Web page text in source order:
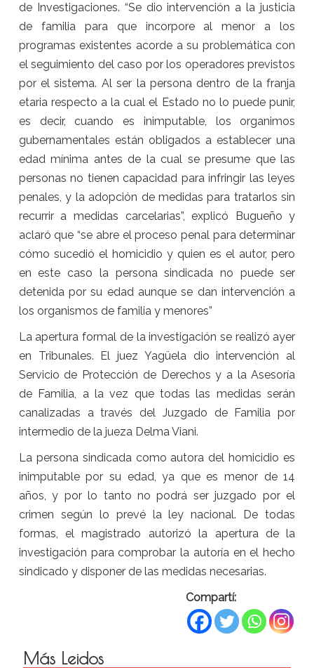
de Investigaciones. “Se dio intervención a la justicia
de familia para que incorpore al menor a los
programas existentes acorde a su problemática con
el seguimiento del caso por los operadores previstos
por el sistema. Al ser la persona dentro de la franja
etaria respecto a la cual el Estado no lo puede punir,
es decir, cuando es inimputable, los organimos
gubernamentales están obligados a establecer una
edad mínima antes de la cual se presume que las
personas no tienen capacidad para infringir las leyes
penales, y la adopción de medidas para tratarlos sin
recurrir a medidas carcelarias”, explicó Bugueño y
aclaró que “se abre el proceso penal para determinar
cómo sucedió el homicidio y quien es el autor, pero
en este caso la persona sindicada no puede ser
detenida por su edad aunque se dan intervención a
los organismos de familia y menores”
La apertura formal de la investigación se realizó ayer
en Tribunales. El juez Yagüela dio intervención al
Servicio de Protección de Derechos y a la Asesoría
de Familia, a la vez que todas las medidas serán
canalizadas a través del Juzgado de Familia por
intermedio de la jueza Delma Viani.
La persona sindicada como autora del homicidio es
inimputable por su edad, ya que es menor de 14
años, y por lo tanto no podrá ser juzgado por el
crimen según lo prevé la ley nacional. De todas
formas, el magistrado autorizó la apertura de la
investigación para comprobar la autoría en el hecho
sindicado y disponer de las medidas necesarias.
Compartí:
Más Leidos